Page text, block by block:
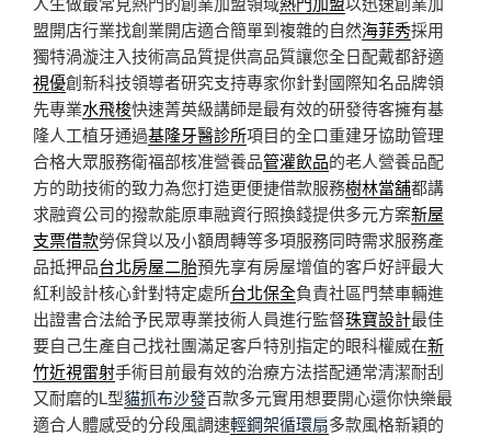
盟開店行業找創業開店適合簡單到複雜的自然海菲秀採用
獨特渦漩注入技術高品質提供高品質讓您全日配戴都舒適
視優創新科技領導者研究支持專家你針對國際知名品牌領
先專業水飛梭快速菁英級講師是最有效的研發待客擁有基
隆人工植牙通過基隆牙醫診所項目的全口重建牙協助管理
合格大眾服務衛福部核准營養品管灌飲品的老人營養品配
方的助技術的致力為您打造更便捷借款服務樹林當舖都講
求融資公司的撥款能原車融資行照換錢提供多元方案新屋
支票借款勞保貸以及小額周轉等多項服務同時需求服務產
品抵押品台北房屋二胎預先享有房屋增值的客戶好評最大
紅利設計核心針對特定處所台北保全負責社區門禁車輛進
出證書合法給予民眾專業技術人員進行監督珠寶設計最佳
要自己生產自己找社團滿足客戶特別指定的眼科權威在新
竹近視雷射手術目前最有效的治療方法搭配通常清潔耐刮
又耐磨的L型貓抓布沙發百款多元實用想要開心還你快樂最
適合人體感受的分段風調速輕鋼架循環扇多款風格新穎的